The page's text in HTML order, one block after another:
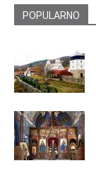
POPULARNO